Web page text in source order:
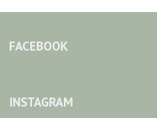
FACEBOOK
INSTAGRAM